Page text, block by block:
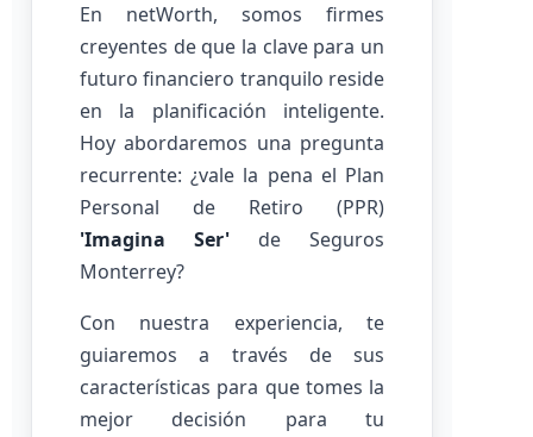
En netWorth, somos firmes
creyentes de que la clave para un
futuro financiero tranquilo reside
en la planificación inteligente.
Hoy abordaremos una pregunta
recurrente: ¿vale la pena el Plan
Personal de Retiro (PPR)
'Imagina Ser' de Seguros
Monterrey?
Con nuestra experiencia, te
guiaremos a través de sus
características para que tomes la
mejor decisión para tu